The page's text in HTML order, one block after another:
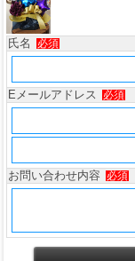
氏名 必須
Eメールアドレス 必須
お問い合わせ内容
必須